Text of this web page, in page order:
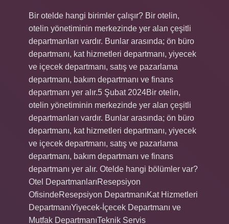
Bir otelde hangi birimler çalışır? Bir otelin,
otelin yönetiminin merkezinde yer alan çeşitli
departmanları vardır. Bunlar arasında; ön büro
departmanı, kat hizmetleri departmanı, yiyecek
ve içecek departmanı, satış ve pazarlama
departmanı, bakım departmanı ve finans
departmanı yer alır.5 Şubat 2024Bir otelin,
otelin yönetiminin merkezinde yer alan çeşitli
departmanları vardır. Bunlar arasında; ön büro
departmanı, kat hizmetleri departmanı, yiyecek
ve içecek departmanı, satış ve pazarlama
departmanı, bakım departmanı ve finans
departmanı yer alır. Otelde hangi bölümler var?
Otel DepartmanlarıResepsiyon
OfisindeResepsiyon DepartmanıKat Hizmetleri
DepartmanıYiyecek-İçecek Departmanı ve
Mutfak DepartmanıTeknik Servis